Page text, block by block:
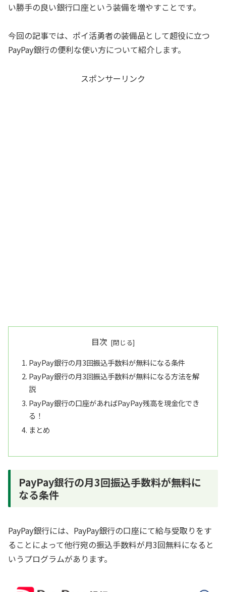
い勝手の良い銀行口座という装備を増やすことです。
今回の記事では、ポイ活勇者の装備品として超役に立つ
PayPay銀行の便利な使い方について紹介します。
スポンサーリンク
目次
PayPay銀行の月3回振込手数料が無料になる条件
PayPay銀行の月3回振込手数料が無料になる方法を解
説
PayPay銀行の口座があればPayPay残高を現金化でき
る！
まとめ
PayPay銀行の月3回振込手数料が無料に
なる条件
PayPay銀行には、PayPay銀行の口座にて給与受取りをす
ることによって他行宛の振込手数料が月3回無料になると
いうプログラムがあります。